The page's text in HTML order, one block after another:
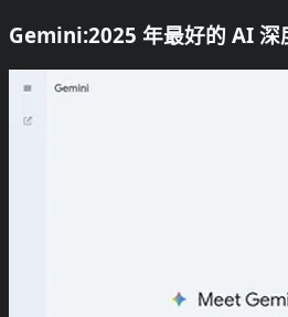
Gemini:2025 年最好的 AI 深